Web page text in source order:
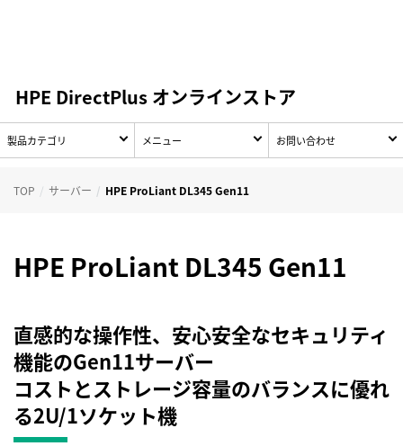
HPE DirectPlus オンラインストア
製品カテゴリ メニュー お問い合わせ
TOP サーバー HPE ProLiant DL345 Gen11
HPE ProLiant DL345 Gen11
直感的な操作性、安心安全なセキュリティ
機能のGen11サーバー
コストとストレージ容量のバランスに優れ
る2U/1ソケット機